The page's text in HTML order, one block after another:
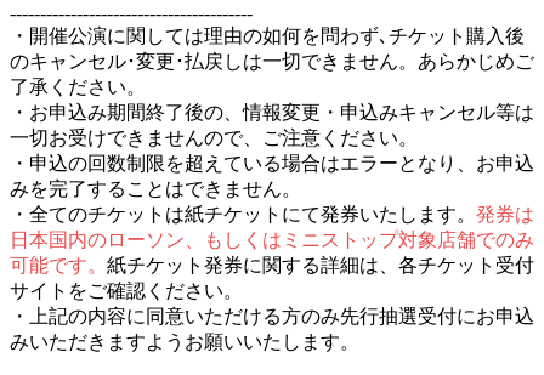
----------------------------------------
・開催公演に関しては理由の如何を問わず､チケット購入後
のキャンセル･変更･払戻しは一切できません。あらかじめご
了承ください。
・お申込み期間終了後の、情報変更・申込みキャンセル等は
一切お受けできませんので、ご注意ください。
・申込の回数制限を超えている場合はエラーとなり、お申込
みを完了することはできません。
・全てのチケットは紙チケットにて発券いたします。 発券は
日本国内のローソン、もしくはミニストップ対象店舗でのみ
可能です。 紙チケット発券に関する詳細は、各チケット受付
サイトをご確認ください。
・上記の内容に同意いただける方のみ先行抽選受付にお申込
みいただきますようお願いいたします。